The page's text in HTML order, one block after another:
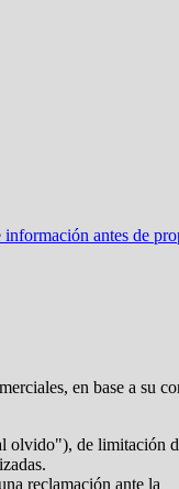
antes de
en base a su
olvido"), de limitación
reclamación ante la